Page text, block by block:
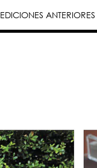
EDICIONES ANTERIORES